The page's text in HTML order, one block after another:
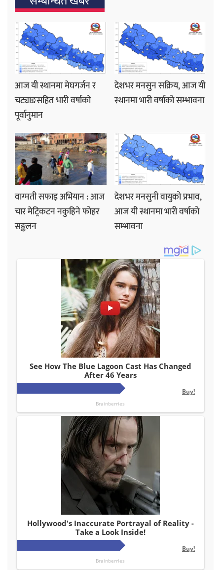
आज यी स्थानमा मेघगर्जन र
चट्याङसहित भारी वर्षाको
पूर्वानुमान
देशभर मनसुन सक्रिय, आज यी
स्थानमा भारी वर्षाको सम्भावना
वाग्मती सफाइ अभियान : आज
चार मेट्रिकटन नकुहिने फोहर
सङ्कलन
देशभर मनसुनी वायुको प्रभाव,
आज यी स्थानमा भारी वर्षाको
सम्भावना